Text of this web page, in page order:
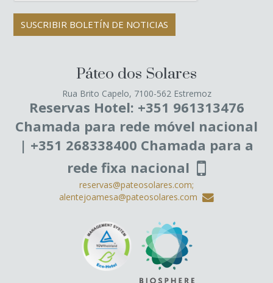
SUSCRIBIR BOLETÍN DE NOTICIAS
Páteo dos Solares
Rua Brito Capelo, 7100-562 Estremoz
Reservas Hotel: +351 961313476
Chamada para rede móvel nacional
| +351 268338400 Chamada para a
rede fixa nacional
reservas@pateosolares.com;
alentejoamesa@pateosolares.com